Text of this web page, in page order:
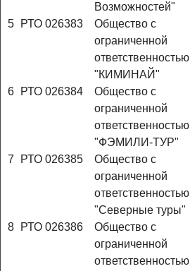
Возможностей"
5 РТО 026383
Общество с
ограниченной
ответственностью
"КИМИНАЙ"
6 РТО 026384
Общество с
ограниченной
ответственностью
"ФЭМИЛИ-ТУР"
7 РТО 026385
Общество с
ограниченной
ответственностью
"Северные туры"
8 РТО 026386
Общество с
ограниченной
ответственностью